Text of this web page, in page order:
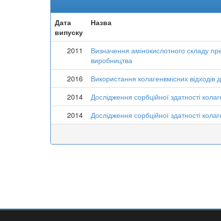
Дата
випуску
Назва
2011
Визначення амінокислотного складу
виробництва
2016 Використання колагенвмісних
2014
Дослідження сорбційної здатності
2014
Дослідження сорбційної здатності